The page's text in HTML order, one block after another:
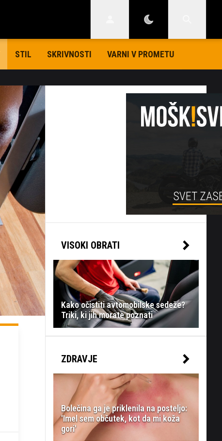
STIL SKRIVNOSTI VARNI V PROMETU
VISOKI OBRATI
Kako očistiti avtomobilske sedeže?
Triki, ki jih morate poznati
ZDRAVJE
Bolečina ga je priklenila na posteljo:
'Imel sem občutek, kot da mi koža
gori'